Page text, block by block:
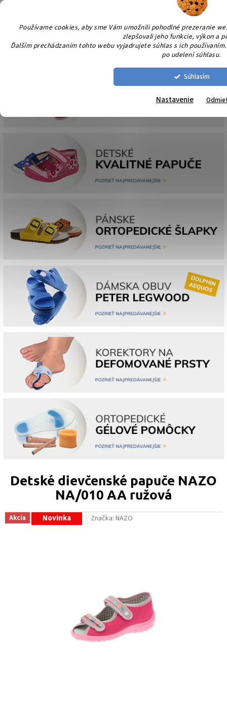
Používame cookies, aby sme Vám umožnili pohodlné prezeranie
zlepšovali jeho funkcie, výkon a
Ďalším prechádzaním tohto webu vyjadrujete súhlas s ich
po udelení súhlasu.
Súhlasím
Nastavenie
Prejsť
Detské dievčenské papuče NAZO
NA/010 AA ružová
Akcia Novinka Značka: NAZO